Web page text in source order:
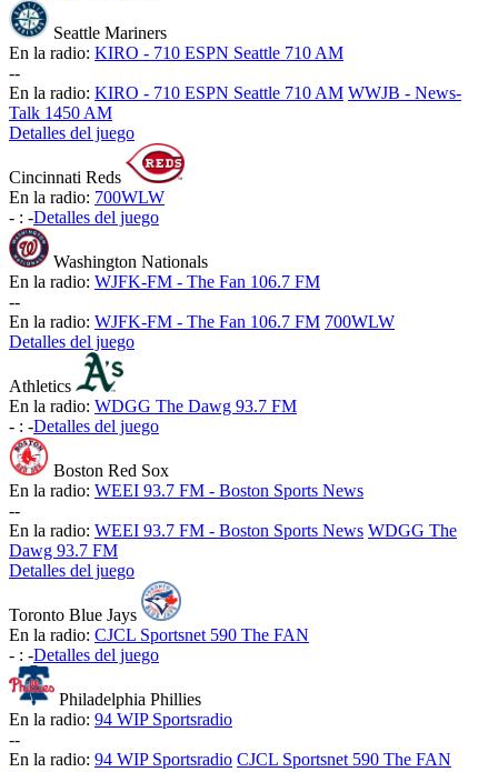
Seattle Mariners
En la radio: KIRO - 710 ESPN Seattle 710 AM
--
En la radio: KIRO - 710 ESPN Seattle 710 AM WWJB - News-
Talk 1450 AM
Detalles del juego
Cincinnati Reds
En la radio: 700WLW
- : -Detalles del juego
Washington Nationals
En la radio: WJFK-FM - The Fan 106.7 FM
--
En la radio: WJFK-FM - The Fan 106.7 FM 700WLW
Detalles del juego
Athletics
En la radio: WDGG The Dawg 93.7 FM
- : -Detalles del juego
Boston Red Sox
En la radio: WEEI 93.7 FM - Boston Sports News
--
En la radio: WEEI 93.7 FM - Boston Sports News WDGG The
Dawg 93.7 FM
Detalles del juego
Toronto Blue Jays
En la radio: CJCL Sportsnet 590 The FAN
- : -Detalles del juego
Philadelphia Phillies
En la radio: 94 WIP Sportsradio
--
En la radio: 94 WIP Sportsradio CJCL Sportsnet 590 The FAN